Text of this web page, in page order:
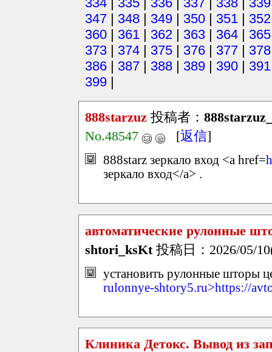
347 | 348 | 349 | 350 | 351 | 352
360 | 361 | 362 | 363 | 364 | 365
373 | 374 | 375 | 376 | 377 | 378
386 | 387 | 388 | 389 | 390 | 391
399 |
888starzuz 投稿者：
No.48547
[返信]
888starz зеркало вход <a href=
зеркало вход</a> .
автоматические рулонные
shtori_ksKt投稿日：2026/05/
установить рулонные шторы
rulonnye-shtory5.ru>https://
Клиника Детокс. Вывод из